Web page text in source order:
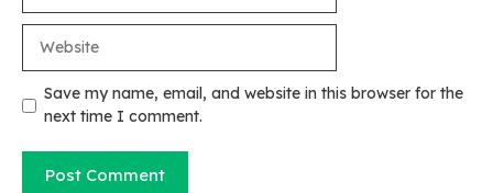
Save my name, email, and website in this browser for the
next time I comment.